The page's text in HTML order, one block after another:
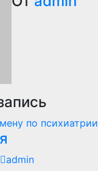
по психиатрии
admin